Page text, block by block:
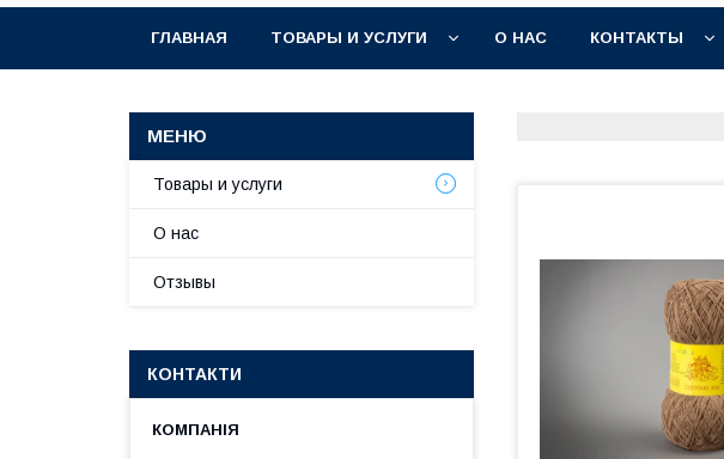
ГЛАВНАЯ ТОВАРЫ И УСЛУГИ О НАС КОНТАКТЫ
Товары и услуги
О нас
Отзывы
КОНТАКТИ